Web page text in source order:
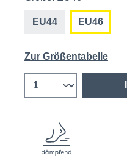
EU44 EU46
Zur Größentabelle